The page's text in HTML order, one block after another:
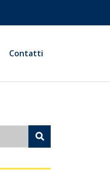
Contatti